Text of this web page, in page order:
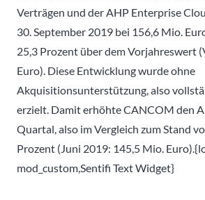
Verträgen und der AHP Enterprise
30. September 2019 bei 156,6 Mio.
25,3 Prozent über dem Vorjahreswert
Euro). Diese Entwicklung wurde ohne
Akquisitionsunterstützung, also
erzielt. Damit erhöhte CANCOM den
Quartal, also im Vergleich zum Stand
Prozent (Juni 2019: 145,5 Mio.
mod_custom,Sentifi Text Widget}